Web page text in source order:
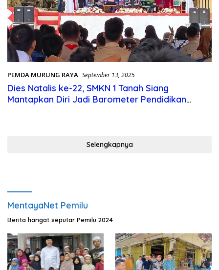
PEMDA MURUNG RAYA September 13, 2025
Dies Natalis ke-22, SMKN 1 Tanah Siang
Mantapkan Diri Jadi Barometer Pendidikan
Selengkapnya
MentayaNet Pemilu
Berita hangat seputar Pemilu 2024